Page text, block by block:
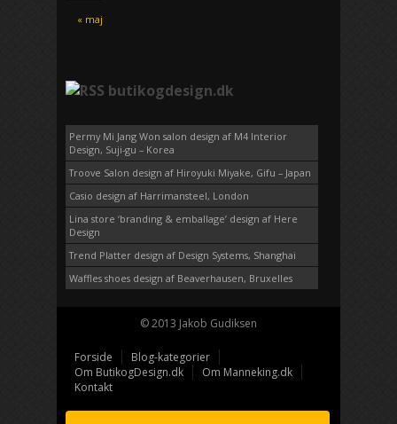
« maj
butikogdesign.dk
Permy Mi Jang Won salon design af M4 Interior
Design, Suji-gu – Korea
Troove Salon design af Hiroyuki Miyake, Gifu – Japan
Casio design af Harrimansteel, London
Lina store ‘branding & emballage’ design af Here
Design
Trend Platter design af Design Systems, Shanghai
Waffles shoes design af Beaverhausen, Bruxelles
© 2013 Jakob Gudiksen
Forside
Blog-kategorier
Om ButikogDesign.dk
Om Manneking.dk
Kontakt